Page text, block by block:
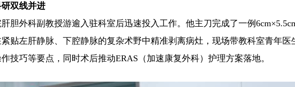
双线并进
胆外科副教授游逾入驻科室后迅速投入工作。他主刀完成了一例
贴左肝静脉、下腔静脉的复杂术野中精准剥离病灶，现场带教科室青年医
技巧等要点，同时术后推动ERAS（加速康复外科）护理方案落地。